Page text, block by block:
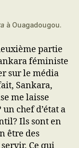
à Ouagadougou.
partie
féministe
sur le média
Sankara,
me laisse
chef d’état a
Ils sont en
être des